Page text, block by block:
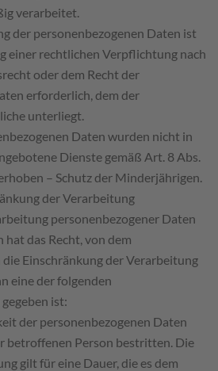
verarbeitet.
der personenbezogenen Daten ist
einer rechtlichen Verpflichtung nach
oder dem Recht der
erforderlich, dem der
unterliegt.
Daten wurden nicht in
Dienste gemäß Art. 8 Abs.
– Schutz der Minderjährigen.
der Verarbeitung
personenbezogener Daten
das Recht, von dem
Einschränkung der Verarbeitung
eine der folgenden
ist:
der personenbezogenen Daten
betroffenen Person bestritten. Die
gilt für eine Dauer, die es dem